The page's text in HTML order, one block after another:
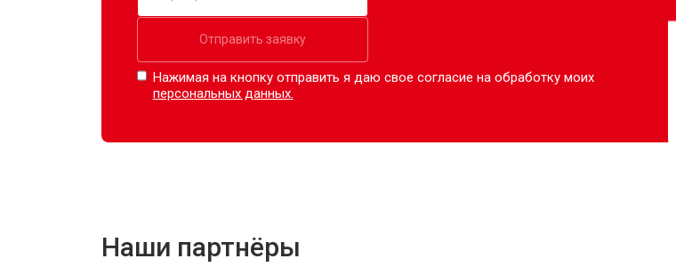
Отправить заявку
Нажимая на кнопку отправить я даю свое согласие на обработку моих
персональных данных.
Наши партнёры